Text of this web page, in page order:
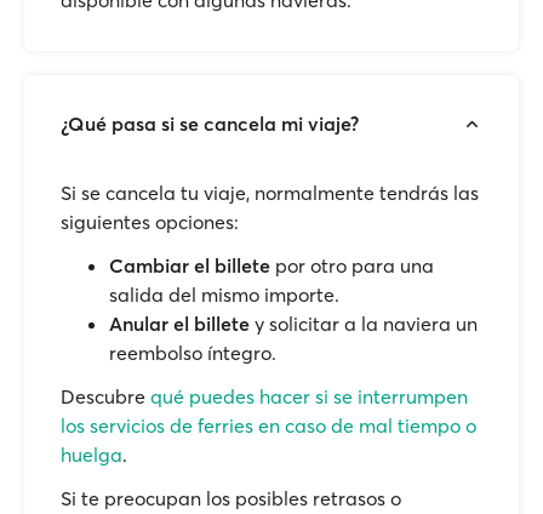
¿Qué pasa si se cancela mi viaje?
Si se cancela tu viaje, normalmente tendrás las
siguientes opciones:
Cambiar el billete por otro para una
salida del mismo importe.
Anular el billete y solicitar a la naviera un
reembolso íntegro.
Descubre qué puedes hacer si se interrumpen
los servicios de ferries en caso de mal tiempo o
huelga.
Si te preocupan los posibles retrasos o